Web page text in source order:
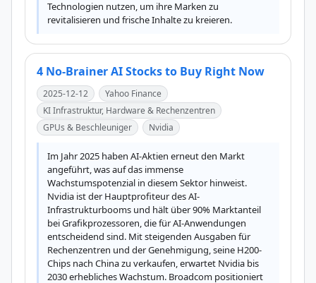
Technologien nutzen, um ihre Marken zu
revitalisieren und frische Inhalte zu kreieren.
4 No-Brainer AI Stocks to Buy Right Now
2025-12-12
Yahoo Finance
KI Infrastruktur, Hardware & Rechenzentren
GPUs & Beschleuniger
Nvidia
Im Jahr 2025 haben AI-Aktien erneut den Markt
angeführt, was auf das immense
Wachstumspotenzial in diesem Sektor hinweist.
Nvidia ist der Hauptprofiteur des AI-
Infrastrukturbooms und hält über 90% Marktanteil
bei Grafikprozessoren, die für AI-Anwendungen
entscheidend sind. Mit steigenden Ausgaben für
Rechenzentren und der Genehmigung, seine H200-
Chips nach China zu verkaufen, erwartet Nvidia bis
2030 erhebliches Wachstum. Broadcom positioniert